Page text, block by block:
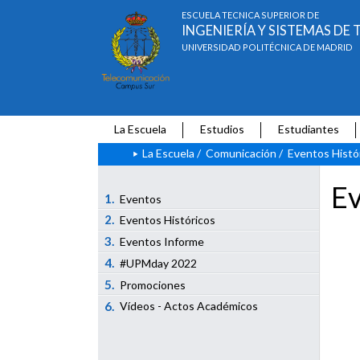
ESCUELA TÉCNICA SUPERIOR DE
INGENIERÍA Y SISTEMAS
UNIVERSIDAD POLITÉCNICA DE MADRID
La Escuela Estudios
Estudiantes
La Escuela / Comunicación / Eventos
1. Eventos
2. Eventos Históricos
3. Eventos Informe
4. #UPMday 2022
5. Promociones
6. Vídeos - Actos Académicos